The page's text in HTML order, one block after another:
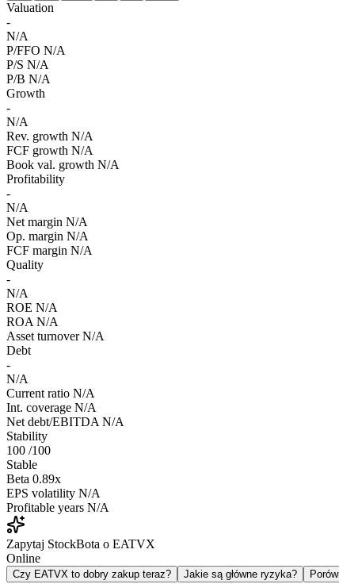
Valuation
-
N/A
P/FFO N/A
P/S N/A
P/B N/A
Growth
-
N/A
Rev. growth N/A
FCF growth N/A
Book val. growth N/A
Profitability
-
N/A
Net margin N/A
Op. margin N/A
FCF margin N/A
Quality
-
N/A
ROE N/A
ROA N/A
Asset turnover N/A
Debt
-
N/A
Current ratio N/A
Int. coverage N/A
Net debt/EBITDA N/A
Stability
100 /100
Stable
Beta 0.89x
EPS volatility N/A
Profitable years N/A
Zapytaj StockBota o EATVX
Online
Czy EATVX to dobry zakup teraz? Jakie są główne ryzyka?